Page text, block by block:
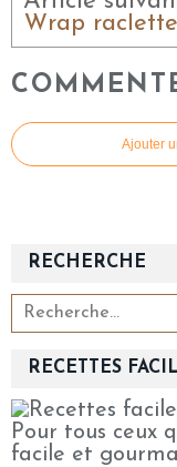
Wrap raclette
Ajouter
RECHERCHE
RECETTES
Pour tous ceux
facile et